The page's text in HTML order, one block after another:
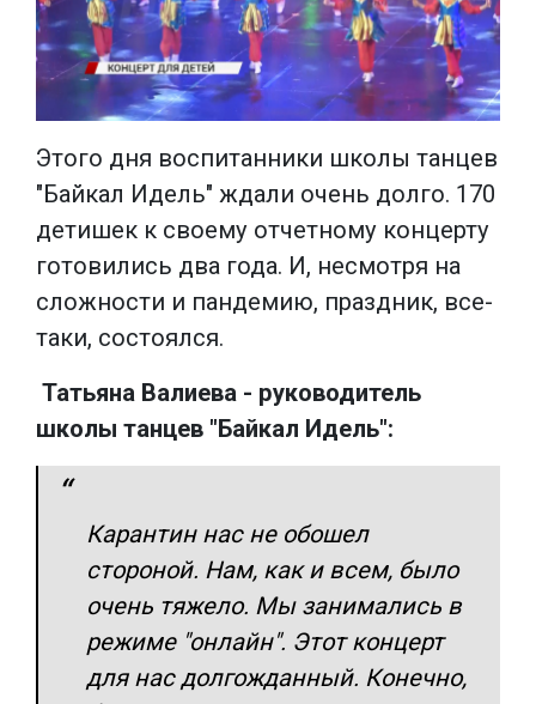
Этого дня воспитанники школы танцев
"Байкал Идель" ждали очень долго. 170
детишек к своему отчетному концерту
готовились два года. И, несмотря на
сложности и пандемию, праздник, все-
таки, состоялся.
Татьяна Валиева - руководитель
школы танцев "Байкал Идель":
Карантин нас не обошел
стороной. Нам, как и всем, было
очень тяжело. Мы занимались в
режиме "онлайн". Этот концерт
для нас долгожданный. Конечно,